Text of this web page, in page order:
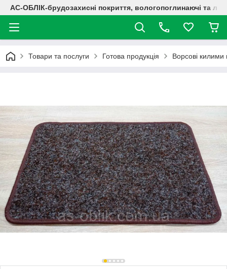
АС-ОБЛІК-брудозахисні покриття, вологопоглинаючі та
Товари та послуги Готова продукція Ворсові килими